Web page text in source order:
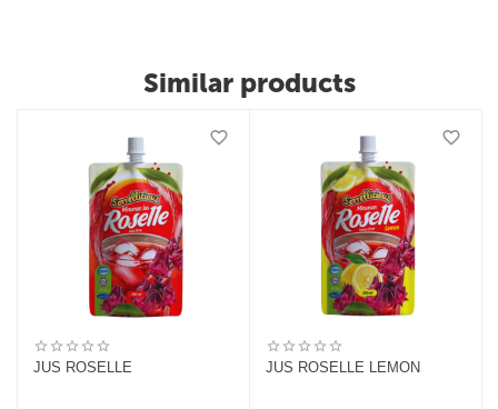
Similar products
JUS ROSELLE JUS ROSELLE LEMON